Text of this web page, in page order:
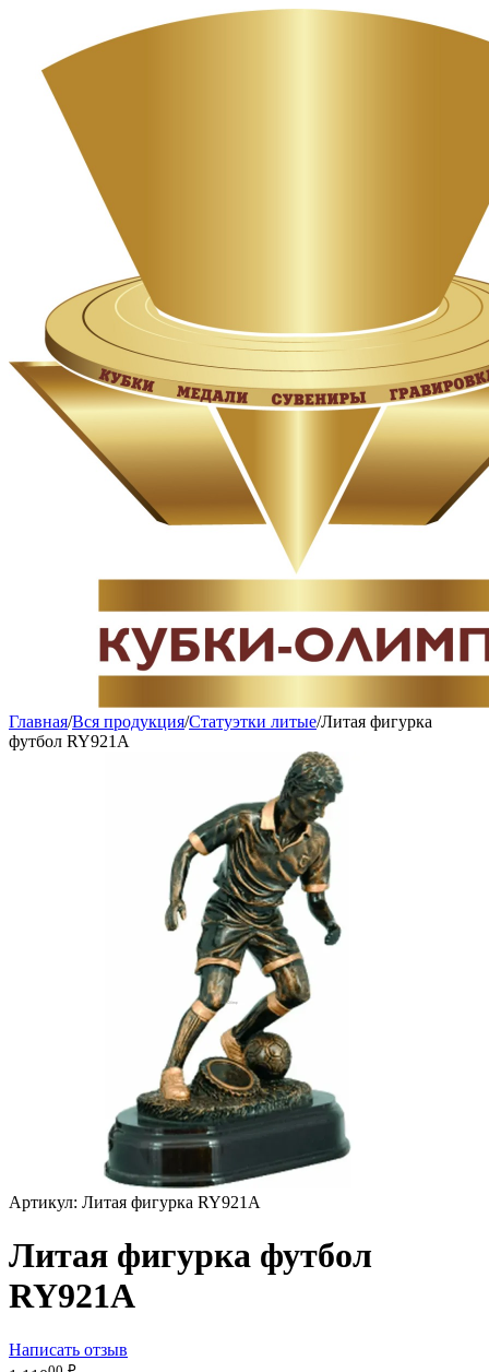
Главная/Вся продукция/Статуэтки литые/Литая фигурка
футбол RY921A
Артикул: Литая фигурка RY921A
Литая фигурка футбол
RY921A
Написать отзыв